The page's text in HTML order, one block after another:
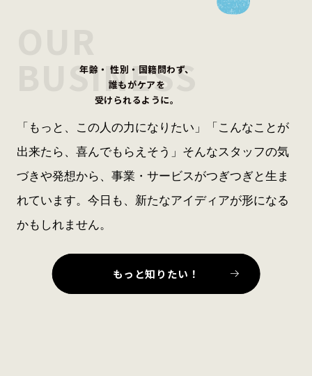
年齢・ 性別・国籍問わず、
誰もがケアを
受けられるように。
BUSINESS
「もっと、この人の力になりたい」
「こんなことが
出来たら、喜んでもらえそう」 そんなスタッフの気
づきや発想から、事業・サービスがつぎつぎと生ま
れています。 今日も、新たなアイディアが形になる
かもしれません。
もっと知りたい！